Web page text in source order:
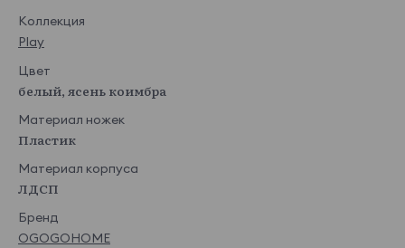
Коллекция
Play
Цвет
белый, ясень коимбра
Материал ножек
Пластик
Материал корпуса
ЛДСП
Бренд
OGOGOHOME